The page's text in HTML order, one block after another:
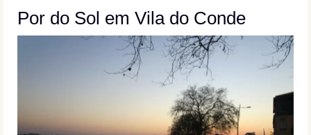
Por do Sol em Vila do Conde